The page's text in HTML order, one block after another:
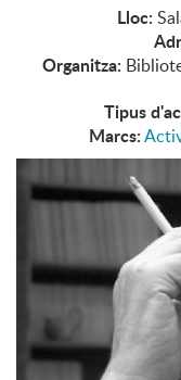
Lloc:
Organitza:
Tipus
Marcs: